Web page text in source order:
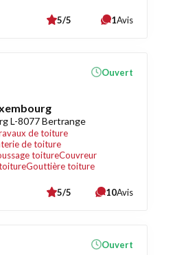
5/5 1Avis
L-8077 Bertrange
de toiture
de toiture
toitureCouvreur
Gouttière toiture
Ouvert
5/5 10Avis
Ouvert